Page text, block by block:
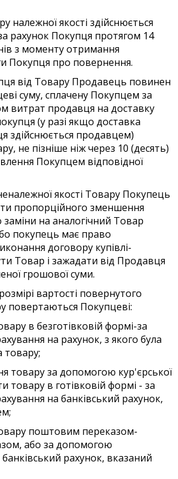
належної якості здійснюється
рахунок Покупця протягом 14
з моменту отримання
Покупця про повернення.
від Товару Продавець повинен
суму, сплачену Покупцем за
витрат продавця на доставку
(у разі якщо доставка
здійснюється продавцем)
не пізніше ніж через 10 (десять)
Покупцем відповідної
якості Товару Покупець
пропорційного зменшення
заміни на аналогічний Товар
покупець має право
договору купівлі-
Товар і зажадати від Продавця
грошової суми.
вартості повернутого
повертаються Покупцеві:
в безготівковій формі-за
на рахунок, з якого була
товару;
товару за допомогою кур'єрської
товару в готівковій формі - за
на банківський рахунок,
поштовим переказом-
або за допомогою
рахунок, вказаний